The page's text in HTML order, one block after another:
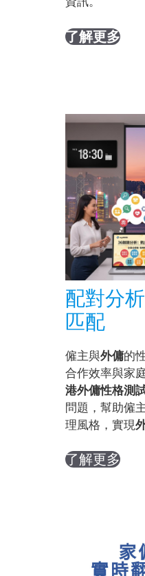
了解更多
配對分
匹配
僱主與外傭的
合作效率與家
港外傭性格測
問題，幫助僱
理風格，實現
了解更多